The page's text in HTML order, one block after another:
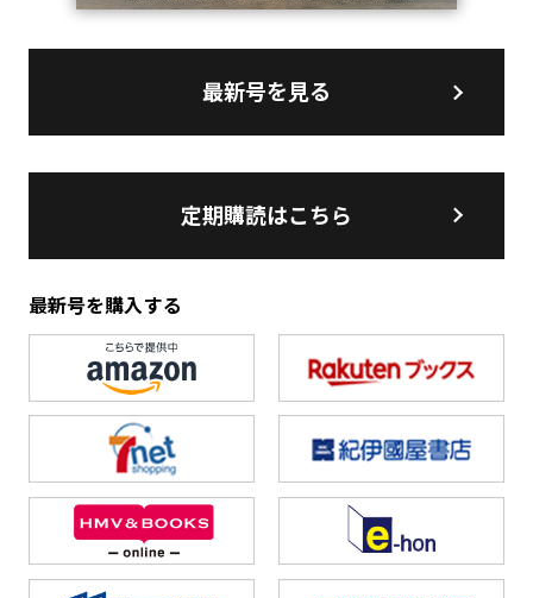
最新号を見る
定期購読はこちら
最新号を購入する